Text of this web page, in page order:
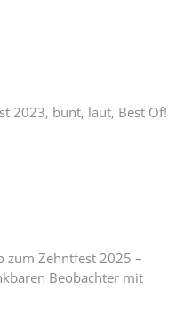
2023, bunt, laut, Best Of!
zum Zehntfest 2025 –
Beobachter mit